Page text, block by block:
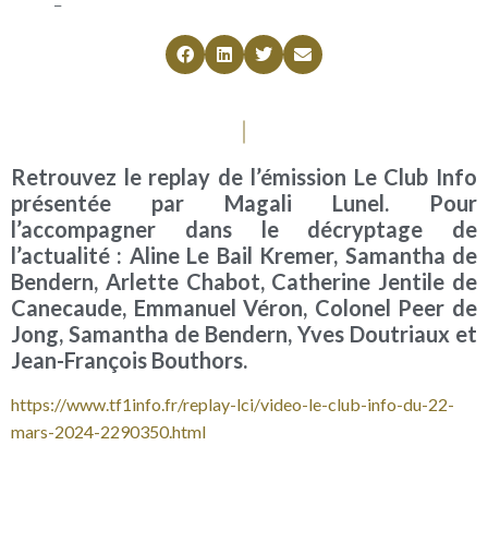
Retrouvez le replay de l’émission Le Club Info
présentée par Magali Lunel. Pour
l’accompagner dans le décryptage de
l’actualité : Aline Le Bail Kremer, Samantha de
Bendern, Arlette Chabot, Catherine Jentile de
Canecaude, Emmanuel Véron, Colonel Peer de
Jong, Samantha de Bendern, Yves Doutriaux et
Jean-François Bouthors.
https://www.tf1info.fr/replay-lci/video-le-club-info-du-22-
mars-2024-2290350.html